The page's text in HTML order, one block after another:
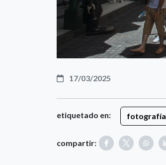
17/03/2025
etiquetado en: fotografía
compartir: